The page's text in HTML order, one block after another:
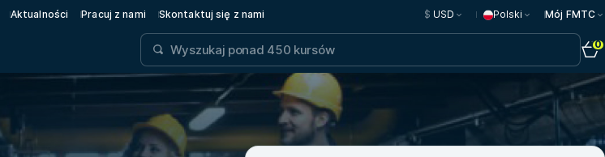
Aktualności Pracuj z nami Skontaktuj się z nami $ USD Polski Mój FMTC
0